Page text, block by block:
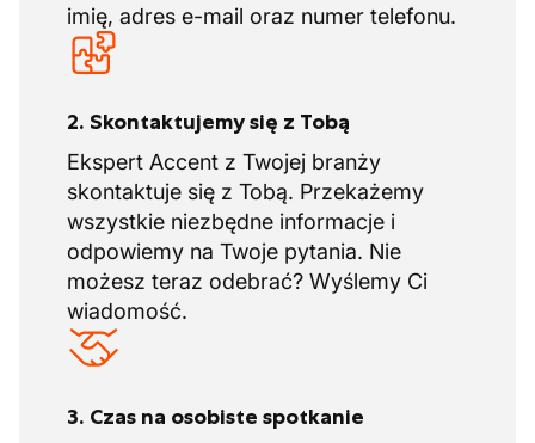
imię, adres e-mail oraz numer telefonu.
2. Skontaktujemy się z Tobą
Ekspert Accent z Twojej branży
skontaktuje się z Tobą. Przekażemy
wszystkie niezbędne informacje i
odpowiemy na Twoje pytania. Nie
możesz teraz odebrać? Wyślemy Ci
wiadomość.
3. Czas na osobiste spotkanie